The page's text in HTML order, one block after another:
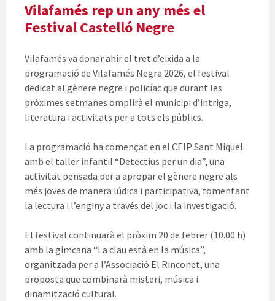
Vilafamés rep un any més el
Festival Castelló Negre
Vilafamés va donar ahir el tret d’eixida a la
programació de Vilafamés Negra 2026, el festival
dedicat al gènere negre i policíac que durant les
pròximes setmanes omplirà el municipi d’intriga,
literatura i activitats per a tots els públics.
La programació ha començat en el CEIP Sant Miquel
amb el taller infantil “Detectius per un dia”, una
activitat pensada per a apropar el gènere negre als
més joves de manera lúdica i participativa, fomentant
la lectura i l’enginy a través del joc i la investigació.
El festival continuarà el pròxim 20 de febrer (10.00 h)
amb la gimcana “La clau està en la música”,
organitzada per a l’Associació El Rinconet, una
proposta que combinarà misteri, música i
dinamització cultural.